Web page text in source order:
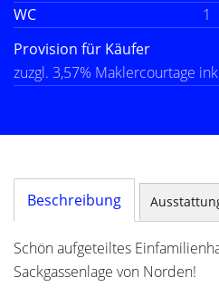
WC
1
Provision für Käufer
zuzgl. 3,57% Maklercourtage
Beschreibung
Schön aufgeteiltes
Sackgassenlage von Norden!